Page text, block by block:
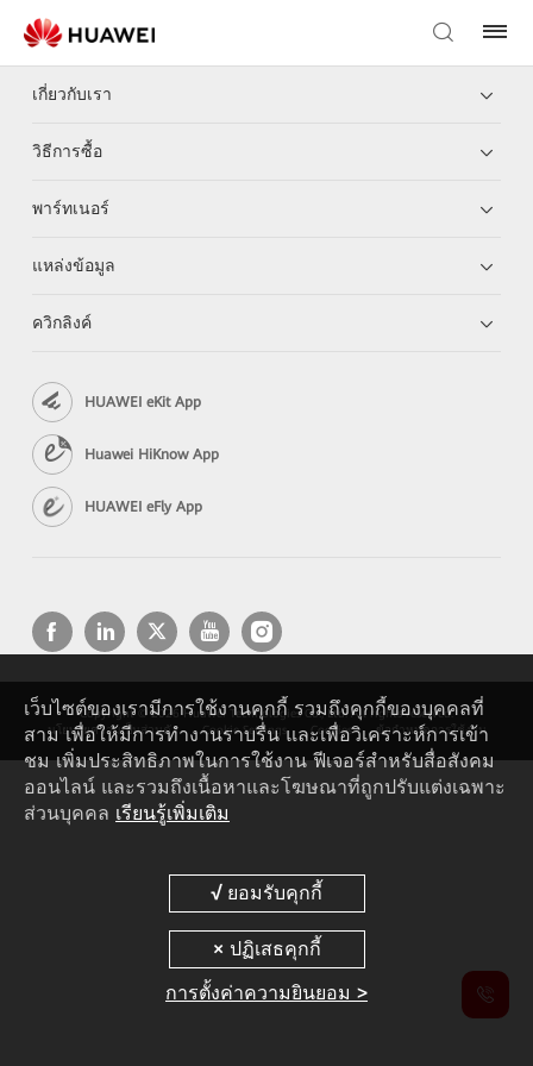
เกี่ยวกับเรา
วิธีการซื้อ
พาร์ทเนอร์
แหล่งข้อมูล
ควิกลิงค์
HUAWEI eKit App
Huawei HiKnow App
HUAWEI eFly App
Copyright © 2026 Huawei Technologies Co., Ltd. All rights reserved.
นโยบายความเป็นส่วนตัว
Cookie Settings Cookies ข้อกำหนดการใช้งาน
เว็บไซต์ของเรามีการใช้งานคุกกี้ รวมถึงคุกกี้ของบุคคลที่
สาม เพื่อให้มีการทำงานราบรื่น และเพื่อวิเคราะห์การเข้า
ชม เพิ่มประสิทธิภาพในการใช้งาน ฟีเจอร์สำหรับสื่อสังคม
ออนไลน์ และรวมถึงเนื้อหาและโฆษณาที่ถูกปรับแต่งเฉพาะ
ส่วนบุคคล เรียนรู้เพิ่มเติม
การตั้งค่าความยินยอม >